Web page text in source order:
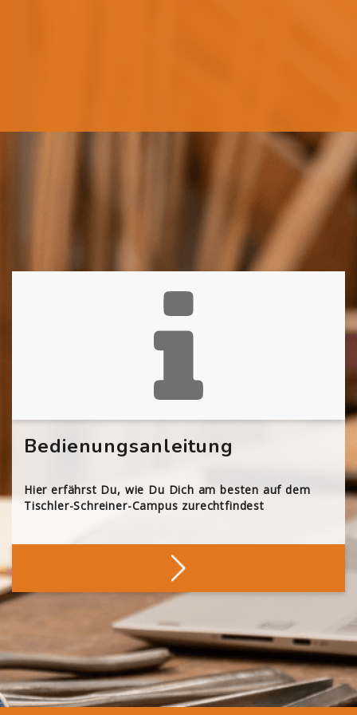
Bedienungsanleitung
Hier erfährst Du, wie Du Dich am besten auf dem
Tischler-Schreiner-Campus zurechtfindest